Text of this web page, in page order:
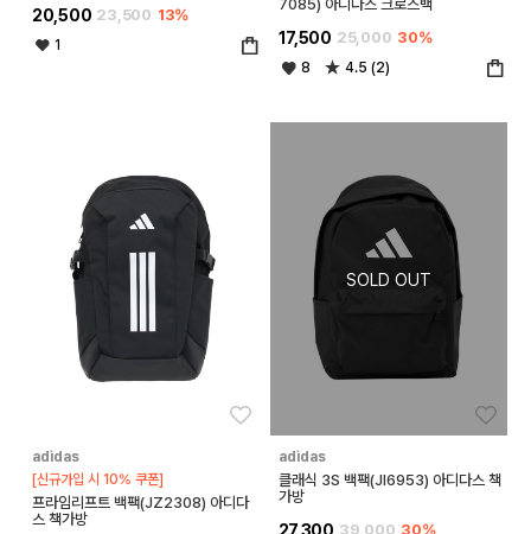
20,500 23,500 13%
1
7085) 아디다스 크로스백
17,500 25,000 30%
8 4.5 (2)
adidas
[신규가입 시 10% 쿠폰]
프라임리프트 백팩(JZ2308) 아디다
스 책가방
adidas
클래식 3S 백팩(JI6953) 아디다스 책
가방
39,000 30%